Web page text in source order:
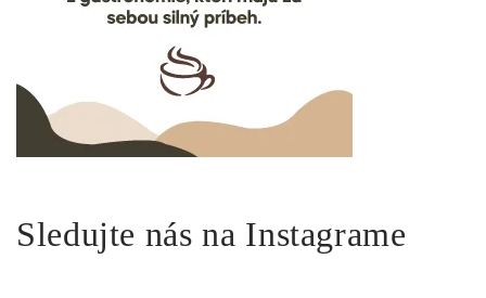
Sledujte nás na Instagrame